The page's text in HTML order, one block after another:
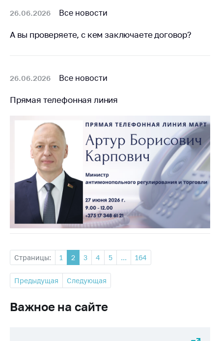
26.06.2026 Все новости
А вы проверяете, с кем заключаете договор?
26.06.2026 Все новости
Прямая телефонная линия
Страницы: 1 2 3 4 5 ... 164
Предыдущая Следующая
Важное на сайте